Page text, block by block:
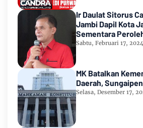
Ir Daulat Sitorus
Jambi Dapil Kota
Sementara Perolehan
2024
Sabtu, Februari 17, 2024
MK Batalkan
Daerah,
Selasa, Desember 17,